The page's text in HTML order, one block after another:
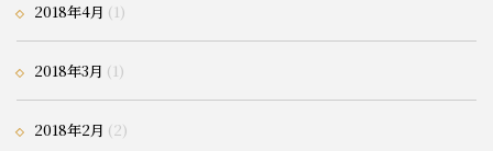
2018年4月 (1)
2018年3月 (1)
2018年2月 (2)